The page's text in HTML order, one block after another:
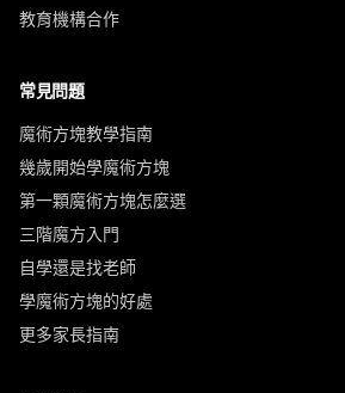
教育機構合作
常見問題
魔術方塊教學指南
幾歲開始學魔術方塊
第一顆魔術方塊怎麼選
三階魔方入門
自學還是找老師
學魔術方塊的好處
更多家長指南